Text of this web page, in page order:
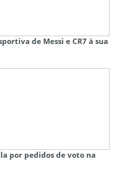
de Messi e CR7 à sua
por pedidos de voto na